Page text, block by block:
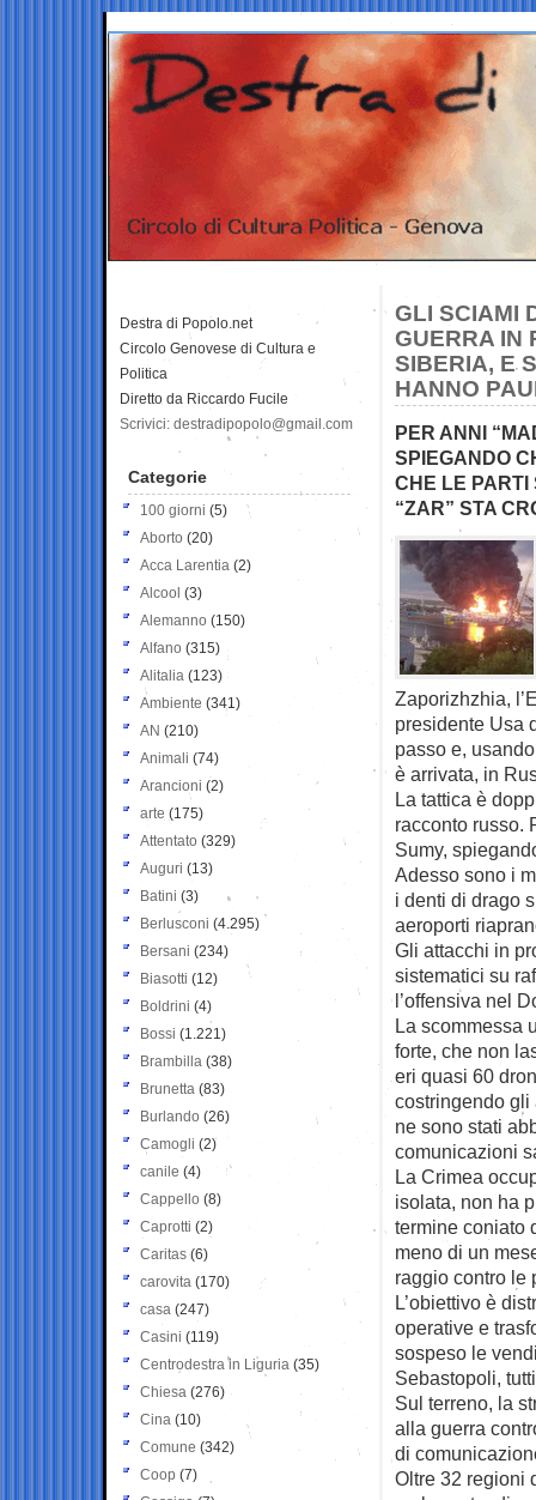
GLI SCIAMI
GUERRA IN
SIBERIA, E
HANNO
PER ANNI
SPIEGANDO
CHE LE PARTI
“ZAR” STA
Zaporizhzhia,
presidente Usa
passo e,
è arrivata, in
La tattica è
racconto russo.
Sumy,
Adesso sono i
i denti di drago
aeroporti
Gli attacchi in
sistematici su
l’offensiva nel
La scommessa
forte, che non
eri quasi 60
costringendo gli
ne sono stati
comunicazioni
La Crimea
isolata, non ha
termine coniato
meno di un
raggio contro le
L’obiettivo è
operative e
sospeso le
Sebastopoli,
Sul terreno, la
alla guerra
di
Oltre 32 regioni
Destra di Popolo.net
Circolo Genovese di Cultura e
Politica
Diretto da Riccardo Fucile
Scrivici: destradipopolo@gmail.com
Categorie
100 giorni (5)
Aborto (20)
Acca Larentia (2)
Alcool (3)
Alemanno (150)
Alfano (315)
Alitalia (123)
Ambiente (341)
AN (210)
Animali (74)
Arancioni (2)
arte (175)
Attentato (329)
Auguri (13)
Batini (3)
Berlusconi (4.295)
Bersani (234)
Biasotti (12)
Boldrini (4)
Bossi (1.221)
Brambilla (38)
Brunetta (83)
Burlando (26)
Camogli (2)
canile (4)
Cappello (8)
Caprotti (2)
Caritas (6)
carovita (170)
casa (247)
Casini (119)
Centrodestra in Liguria (35)
Chiesa (276)
Cina (10)
Comune (342)
Coop (7)